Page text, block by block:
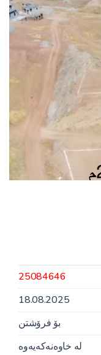
25084646
18.08.2025
بۆ فرۆشتن
لە خاوەنەکەیەوە